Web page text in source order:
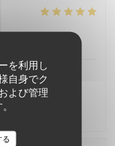
を利用し
自身でク
よび管理
る
buffet de qualité de
se régalent à